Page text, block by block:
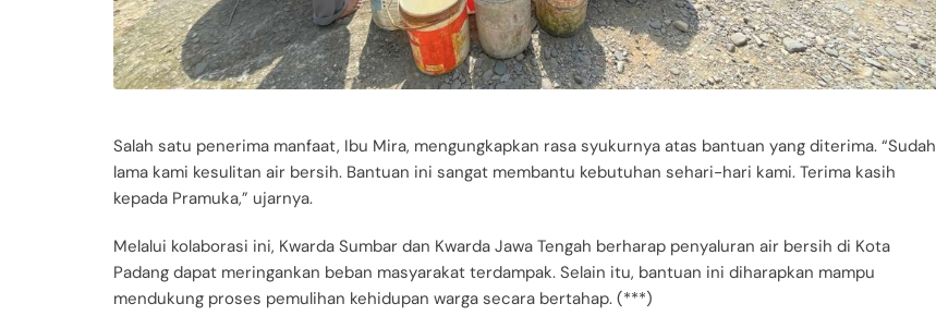
Salah satu penerima manfaat, Ibu Mira, mengungkapkan rasa syukurnya atas bantuan yang diterima. “Sudah
lama kami kesulitan air bersih. Bantuan ini sangat membantu kebutuhan sehari-hari kami. Terima kasih
kepada Pramuka,” ujarnya.
Melalui kolaborasi ini, Kwarda Sumbar dan Kwarda Jawa Tengah berharap penyaluran air bersih di Kota
Padang dapat meringankan beban masyarakat terdampak. Selain itu, bantuan ini diharapkan mampu
mendukung proses pemulihan kehidupan warga secara bertahap. (***)